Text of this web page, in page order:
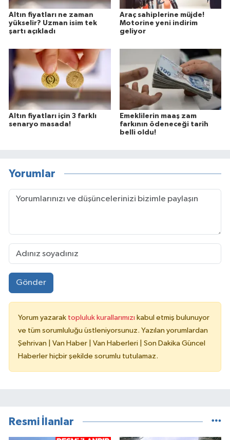
Altın fiyatları ne zaman
yükselir? Uzman isim tek
şartı açıkladı
Araç sahiplerine müjde!
Motorine yeni indirim
geliyor
Altın fiyatları için 3 farklı
senaryo masada!
Emeklilerin maaş zam
farkının ödeneceği tarih
belli oldu!
Yorumlar
Gönder
Yorum yazarak topluluk kurallarımızı kabul etmiş bulunuyor
ve tüm sorumluluğu üstleniyorsunuz. Yazılan yorumlardan
Şehrivan | Van Haber | Van Haberleri | Son Dakika Güncel
Haberler hiçbir şekilde sorumlu tutulamaz.
Resmi İlanlar